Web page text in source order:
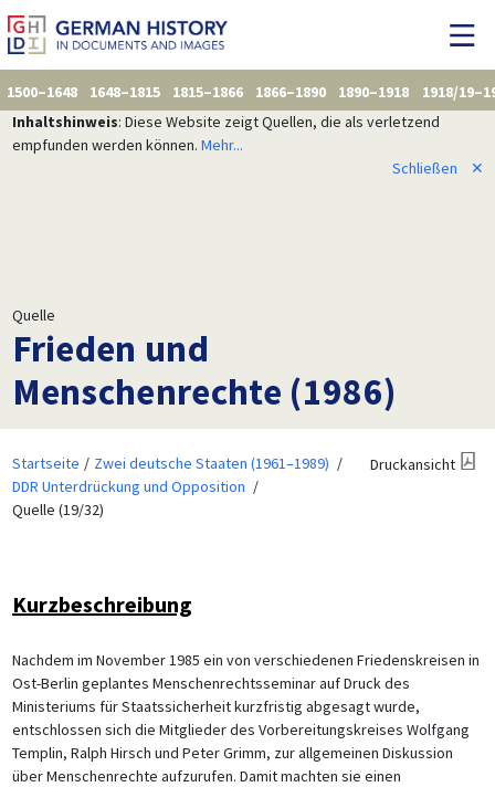
1500–1648 1648–1815 1815–1866 1866–1890 1890–1918
1918/
Inhaltshinweis: Diese Website zeigt Quellen, die als verletzend
empfunden werden können. Mehr...
Schließen
✕
Quelle
Frieden und
Menschenrechte (1986)
Startseite
Zwei deutsche Staaten (1961–1989)
DDR Unterdrückung und Opposition
Quelle (19/32)
Druckansicht
Kurzbeschreibung
Nachdem im November 1985 ein von verschiedenen Friedenskreisen in
Ost-Berlin geplantes Menschenrechtsseminar auf Druck des
Ministeriums für Staatssicherheit kurzfristig abgesagt wurde,
entschlossen sich die Mitglieder des Vorbereitungskreises Wolfgang
Templin, Ralph Hirsch und Peter Grimm, zur allgemeinen Diskussion
über Menschenrechte aufzurufen. Damit machten sie einen